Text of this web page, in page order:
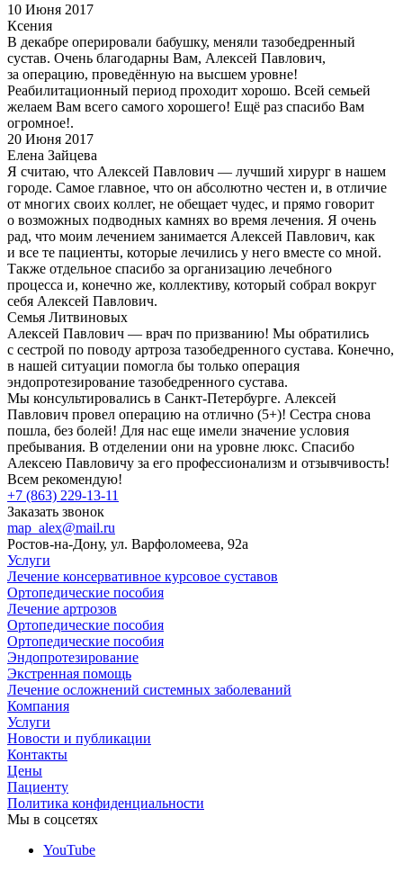
10 Июня 2017
Ксения
В декабре оперировали бабушку, меняли тазобедренный
сустав. Очень благодарны Вам, Алексей Павлович,
за операцию, проведённую на высшем уровне!
Реабилитационный период проходит хорошо. Всей семьей
желаем Вам всего самого хорошего! Ещё раз спасибо Вам
огромное!.
20 Июня 2017
Елена Зайцева
Я считаю, что Алексей Павлович — лучший хирург в нашем
городе. Самое главное, что он абсолютно честен и, в отличие
от многих своих коллег, не обещает чудес, и прямо говорит
о возможных подводных камнях во время лечения. Я очень
рад, что моим лечением занимается Алексей Павлович, как
и все те пациенты, которые лечились у него вместе со мной.
Также отдельное спасибо за организацию лечебного
процесса и, конечно же, коллективу, который собрал вокруг
себя Алексей Павлович.
Семья Литвиновых
Алексей Павлович — врач по призванию! Мы обратились
с сестрой по поводу артроза тазобедренного сустава. Конечно,
в нашей ситуации помогла бы только операция
эндопротезирование тазобедренного сустава.
Мы консультировались в Санкт-Петербурге. Алексей
Павлович провел операцию на отлично (5+)! Сестра снова
пошла, без болей! Для нас еще имели значение условия
пребывания. В отделении они на уровне люкс. Спасибо
Алексею Павловичу за его профессионализм и отзывчивость!
Всем рекомендую!
+7 (863) 229-13-11
Заказать звонок
map_alex@mail.ru
Ростов-на-Дону, ул. Варфоломеева, 92а
Услуги
Лечение консервативное курсовое суставов
Ортопедические пособия
Лечение артрозов
Ортопедические пособия
Ортопедические пособия
Эндопротезирование
Экстренная помощь
Лечение осложнений системных заболеваний
Компания
Услуги
Новости и публикации
Контакты
Цены
Пациенту
Политика конфиденциальности
Мы в соцсетях
YouTube